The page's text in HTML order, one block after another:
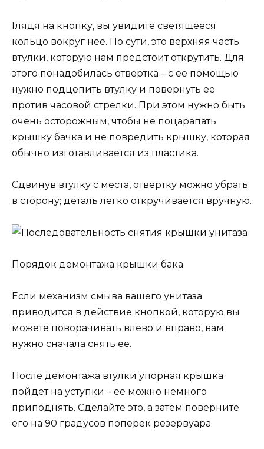
Глядя на кнопку, вы увидите светящееся
кольцо вокруг нее. По сути, это верхняя часть
втулки, которую нам предстоит открутить. Для
этого понадобилась отвертка – с ее помощью
нужно подцепить втулку и повернуть ее
против часовой стрелки. При этом нужно быть
очень осторожным, чтобы не поцарапать
крышку бачка и не повредить крышку, которая
обычно изготавливается из пластика.
Сдвинув втулку с места, отвертку можно убрать
в сторону; деталь легко откручивается вручную.
Порядок демонтажа крышки бака
Если механизм смыва вашего унитаза
приводится в действие кнопкой, которую вы
можете поворачивать влево и вправо, вам
нужно сначала снять ее.
После демонтажа втулки упорная крышка
пойдет на уступки – ее можно немного
приподнять. Сделайте это, а затем поверните
его на 90 градусов поперек резервуара.